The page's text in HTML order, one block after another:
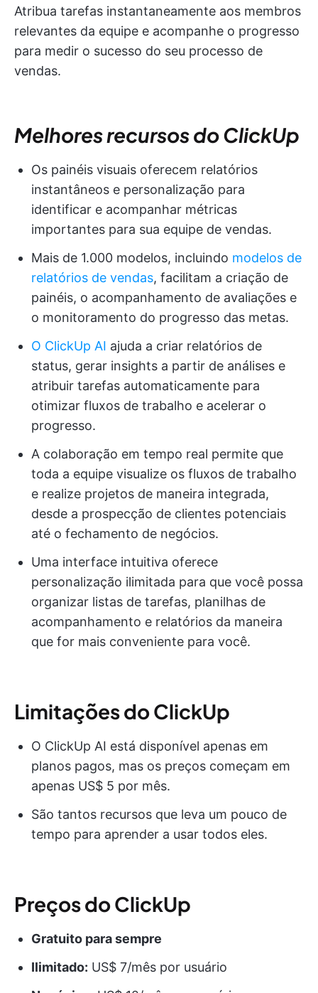
Atribua tarefas instantaneamente aos membros
relevantes da equipe e acompanhe o progresso
para medir o sucesso do seu processo de
vendas.
Melhores recursos do ClickUp
Os painéis visuais oferecem relatórios
instantâneos e personalização para
identificar e acompanhar métricas
importantes para sua equipe de vendas.
Mais de 1.000 modelos, incluindo modelos de
relatórios de vendas, facilitam a criação de
painéis, o acompanhamento de avaliações e
o monitoramento do progresso das metas.
O ClickUp AI ajuda a criar relatórios de
status, gerar insights a partir de análises e
atribuir tarefas automaticamente para
otimizar fluxos de trabalho e acelerar o
progresso.
A colaboração em tempo real permite que
toda a equipe visualize os fluxos de trabalho
e realize projetos de maneira integrada,
desde a prospecção de clientes potenciais
até o fechamento de negócios.
Uma interface intuitiva oferece
personalização ilimitada para que você possa
organizar listas de tarefas, planilhas de
acompanhamento e relatórios da maneira
que for mais conveniente para você.
Limitações do ClickUp
O ClickUp AI está disponível apenas em
planos pagos, mas os preços começam em
apenas US$ 5 por mês.
São tantos recursos que leva um pouco de
tempo para aprender a usar todos eles.
Preços do ClickUp
Gratuito para sempre
Ilimitado: US$ 7/mês por usuário